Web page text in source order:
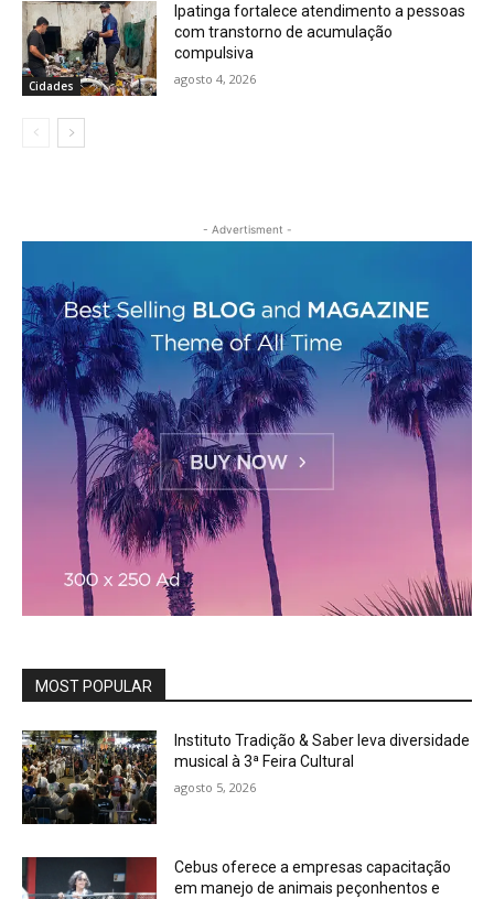
Cidades
Ipatinga fortalece atendimento a pessoas
com transtorno de acumulação
compulsiva
agosto 4, 2026
- Advertisment -
MOST POPULAR
Instituto Tradição & Saber leva diversidade
musical à 3ª Feira Cultural
agosto 5, 2026
Cebus oferece a empresas capacitação
em manejo de animais peçonhentos e